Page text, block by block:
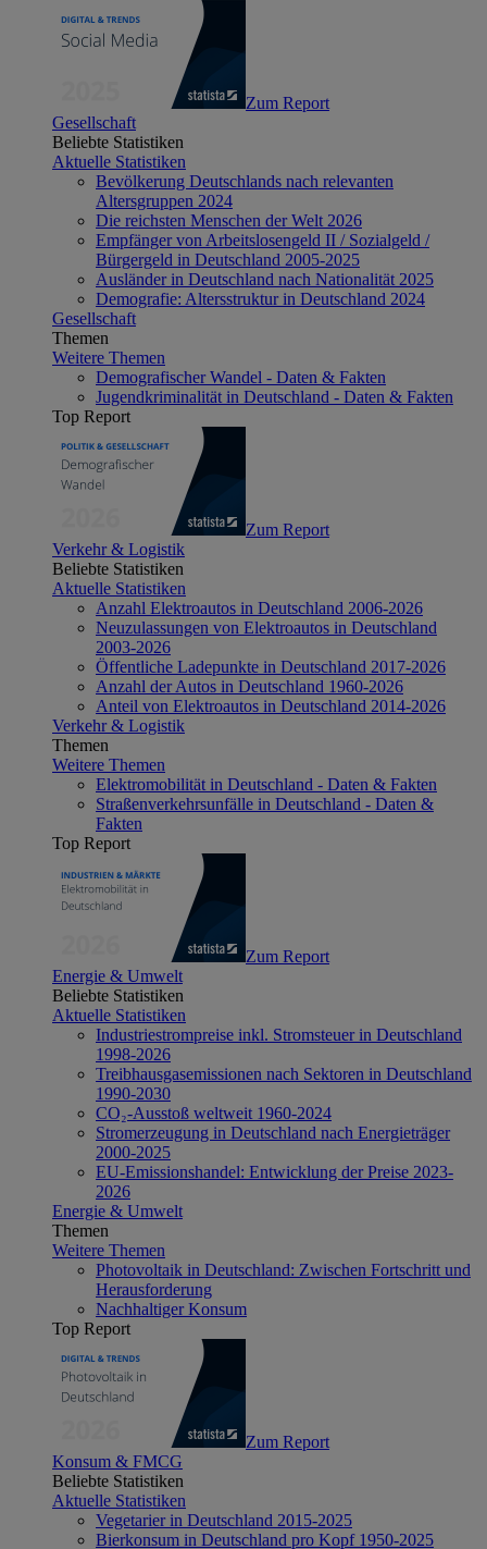
Zum Report
Gesellschaft
Beliebte Statistiken
Aktuelle Statistiken
Bevölkerung Deutschlands nach relevanten
Altersgruppen 2024
Die reichsten Menschen der Welt 2026
Empfänger von Arbeitslosengeld II / Sozialgeld /
Bürgergeld in Deutschland 2005-2025
Ausländer in Deutschland nach Nationalität 2025
Demografie: Altersstruktur in Deutschland 2024
Gesellschaft
Themen
Weitere Themen
Demografischer Wandel - Daten & Fakten
Jugendkriminalität in Deutschland - Daten & Fakten
Top Report
Zum Report
Verkehr & Logistik
Beliebte Statistiken
Aktuelle Statistiken
Anzahl Elektroautos in Deutschland 2006-2026
Neuzulassungen von Elektroautos in Deutschland
2003-2026
Öffentliche Ladepunkte in Deutschland 2017-2026
Anzahl der Autos in Deutschland 1960-2026
Anteil von Elektroautos in Deutschland 2014-2026
Verkehr & Logistik
Themen
Weitere Themen
Elektromobilität in Deutschland - Daten & Fakten
Straßenverkehrsunfälle in Deutschland - Daten &
Fakten
Top Report
Zum Report
Energie & Umwelt
Beliebte Statistiken
Aktuelle Statistiken
Industriestrompreise inkl. Stromsteuer in Deutschland
1998-2026
Treibhausgasemissionen nach Sektoren in Deutschland
1990-2030
CO₂-Ausstoß weltweit 1960-2024
Stromerzeugung in Deutschland nach Energieträger
2000-2025
EU-Emissionshandel: Entwicklung der Preise 2023-
2026
Energie & Umwelt
Themen
Weitere Themen
Photovoltaik in Deutschland: Zwischen Fortschritt und
Herausforderung
Nachhaltiger Konsum
Top Report
Zum Report
Konsum & FMCG
Beliebte Statistiken
Aktuelle Statistiken
Vegetarier in Deutschland 2015-2025
Bierkonsum in Deutschland pro Kopf 1950-2025